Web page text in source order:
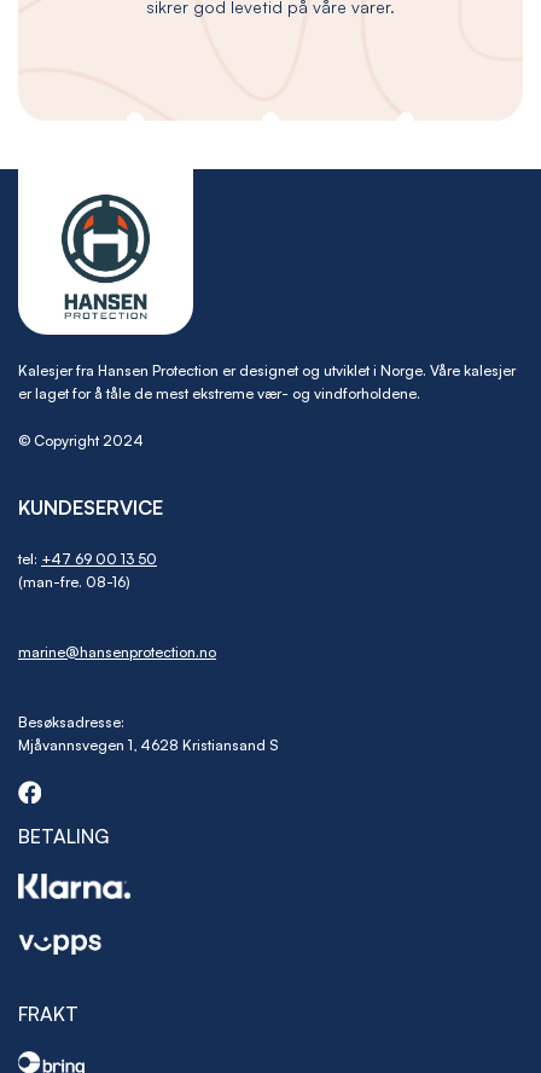
sikrer god levetid på våre varer.
Kalesjer fra Hansen Protection er designet og utviklet i Norge. Våre kalesjer
er laget for å tåle de mest ekstreme vær- og vindforholdene.
© Copyright 2024
KUNDESERVICE
tel: +47 69 00 13 50
(man-fre. 08-16)
marine@hansenprotection.no
Besøksadresse:
Mjåvannsvegen 1, 4628 Kristiansand S
BETALING
FRAKT